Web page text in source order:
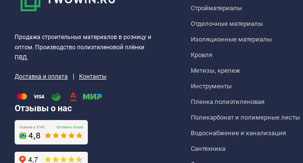
Продажа строительных материалов в розницу и
оптом. Производство полиэтиленовой плёнки
ПВД.
Доставка и оплата | Контакты
Отзывы о нас
Стройматериалы
Отделочные материалы
Изоляционные материалы
Кровля
Метизы, крепеж
Инструменты
Пленка полиэтиленовая
Поликарбонат и полимерные листы
Водоснабжение и канализация
Сантехника